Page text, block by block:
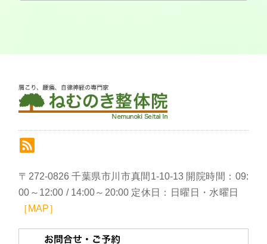
〒272-0826 千葉県市川市真間1-10-13 開院時間：09:
00～12:00 / 14:00～20:00 定休日：日曜日・水曜日
［MAP］